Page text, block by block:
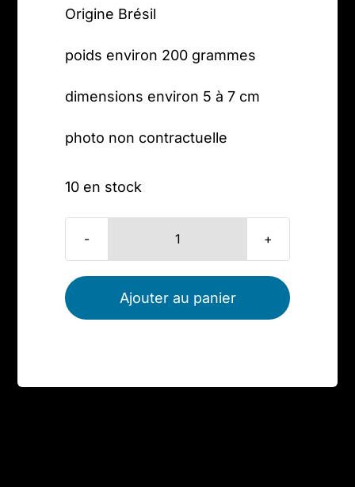
Origine Brésil
poids environ 200 grammes
dimensions environ 5 à 7 cm
photo non contractuelle
10 en stock
quantité
Fuchsite
Ajouter au panier